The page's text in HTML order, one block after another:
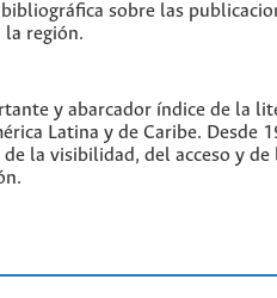
sobre las
la región.
y abarcador índice de la
Latina y de Caribe. Desde
la visibilidad, del acceso y de